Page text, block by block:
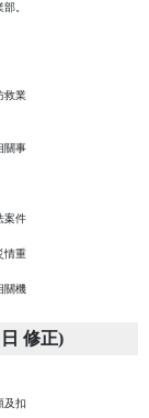
。
救業
關事
案件
情重
關機
修正)
及扣